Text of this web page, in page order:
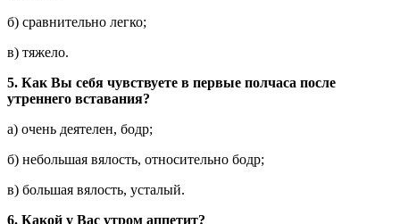
б) сравнительно легко;
в) тяжело.
5. Как Вы себя чувствуете в первые полчаса после
утреннего вставания?
а) очень деятелен, бодр;
б) небольшая вялость, относительно бодр;
в) большая вялость, усталый.
6. Какой у Вас утром аппетит?